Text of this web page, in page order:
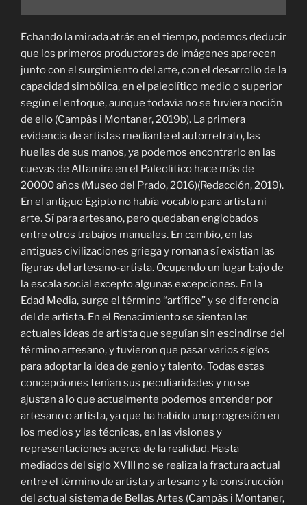
Echando la mirada atrás en el tiempo, podemos deducir
que los primeros productores de imágenes aparecen
junto con el surgimiento del arte, con el desarrollo de la
capacidad simbólica, en el paleolítico medio o superior
según el enfoque, aunque todavía no se tuviera noción
de ello (Campàs i Montaner, 2019b). La primera
evidencia de artistas mediante el autorretrato, las
huellas de sus manos, ya podemos encontrarlo en las
cuevas de Altamira en el Paleolítico hace más de
20000 años (Museo del Prado, 2016)(Redacción, 2019).
En el antiguo Egipto no había vocablo para artista ni
arte. Sí para artesano, pero quedaban englobados
entre otros trabajos manuales. En cambio, en las
antiguas civilizaciones griega y romana sí existían las
figuras del artesano-artista. Ocupando un lugar bajo de
la escala social excepto algunas excepciones. En la
Edad Media, surge el término “artífice” y se diferencia
del de artista. En el Renacimiento se sientan las
actuales ideas de artista que seguían sin escindirse del
término artesano, y tuvieron que pasar varios siglos
para adoptar la idea de genio y talento. Todas estas
concepciones tenían sus peculiaridades y no se
ajustan a lo que actualmente podemos entender por
artesano o artista, ya que ha habido una progresión en
los medios y las técnicas, en las visiones y
representaciones acerca de la realidad. Hasta
mediados del siglo XVIII no se realiza la fractura actual
entre el término de artista y artesano y la construcción
del actual sistema de Bellas Artes (Campàs i Montaner,